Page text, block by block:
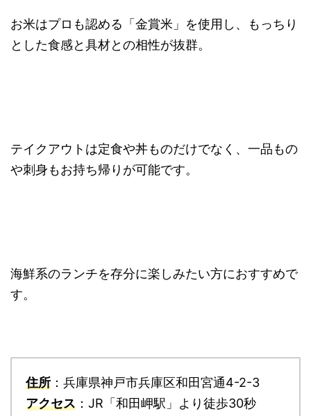
お米はプロも認める「金賞米」を使用し、もっちり
とした食感と具材との相性が抜群。
テイクアウトは定食や丼ものだけでなく、一品もの
や刺身もお持ち帰りが可能です。
海鮮系のランチを存分に楽しみたい方におすすめで
す。
住所 ：兵庫県神戸市兵庫区和田宮通4-2-3
アクセス ：JR「和田岬駅」より徒歩30秒